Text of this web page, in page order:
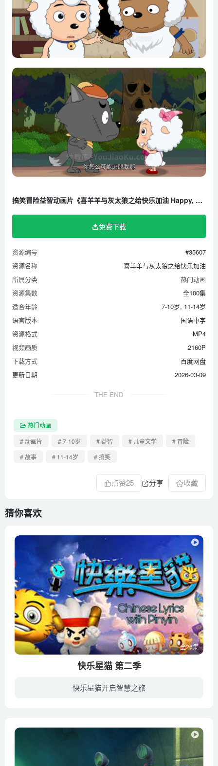
第21集 没有嘴巴的灰太狼
第22集 慢羊羊大显神威
第23集 魔镜魔镜我爱你
第24集 吃羊手册
第25集 水果大战灰太狼
第27集 妈妈的好朋友
第28集 儿子被开除了
第29集 羊村入学记
第30集 入学危机
第31集 安检机
第32集 联谊会
第34集 真假小灰灰（上）
第35集 真假小灰灰（下
第37集 求你吃掉我吧
第38集 盗羊空间
第39集 羊羊马拉松
第40集 勇敢者的游戏
第41集 宝石的诱惑
第42集 拯救小灰灰
第43集 儿子，你不是羊
第44集 羊羊体检记
第45集 谁动了我的米果
第46集 谁不想长大
第49集 家教对决
第50集 考前父袭
第51集 绝世好狼（上）
第55集 大肥羊我会回来的
第57集 西瓜成熟季节
第58集 刀羊的求助1
第59集 刀羊的求助2
第60集 刀羊的求助3
第61集 规律公鸡
第62集 听话印章
第63集 灯笼点点
第64集 双羊争美
第65集 蛋糕复仇记
第67集 爸爸好威风
第70集 你一定要回来啊，灰太狼！（下）
第72集 快乐的水源（下）
搞笑冒险益智动画片《喜羊羊与灰太狼之给快乐加油 Happy, Happy, Bang! Bang!》全100集 国语中字 1080P/MP4/12.6G 百度云网盘下载
免费下载
资源编号
#35607
资源名称
喜羊羊与灰太狼之给快乐加油
所属分类
热门动画
资源集数
全100集
适合年龄
7-10岁, 11-14岁
语言版本
国语中字
资源格式
MP4
视频画质
2160P
下载方式
百度网盘
更新日期
2026-03-09
THE END
热门动画
# 动画片
# 7-10岁 # 益智 # 儿童文学
# 冒险
# 故事
# 11-14岁 # 搞笑
点赞25 分享 收藏
猜你喜欢
全26集
快乐星猫 第二季
快乐星猫开启智慧之旅